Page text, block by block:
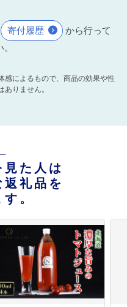
寄付履歴
から行って
によるもので、商品の効果や性
ありません。
見た人は
礼品を
。